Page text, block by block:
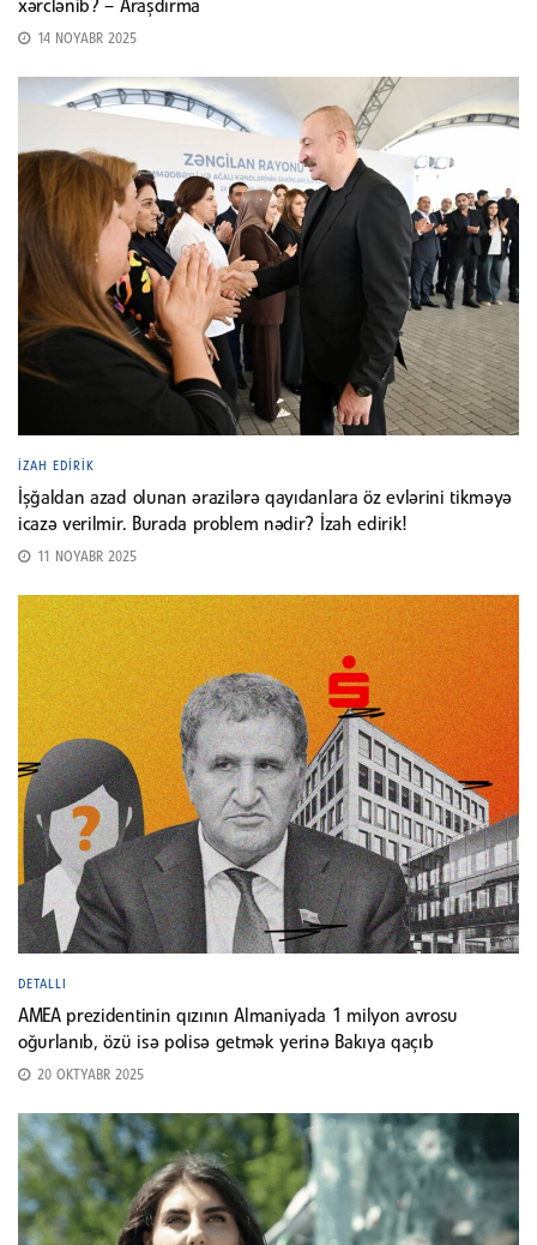
xərclənib? – Araşdırma
14 NOYABR 2025
İZAH EDIRIK
İşğaldan azad olunan ərazilərə qayıdanlara öz evlərini tikməyə
icazə verilmir. Burada problem nədir? İzah edirik!
11 NOYABR 2025
DETALLI
AMEA prezidentinin qızının Almaniyada 1 milyon avrosu
oğurlanıb, özü isə polisə getmək yerinə Bakıya qaçıb
20 OKTYABR 2025